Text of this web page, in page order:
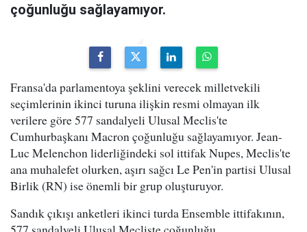
çoğunluğu sağlayamıyor.
Fransa'da parlamentoya şeklini verecek milletvekili
seçimlerinin ikinci turuna ilişkin resmi olmayan ilk
verilere göre 577 sandalyeli Ulusal Meclis'te
Cumhurbaşkanı Macron çoğunluğu sağlayamıyor. Jean-
Luc Melenchon liderliğindeki sol ittifak Nupes, Meclis'te
ana muhalefet olurken, aşırı sağcı Le Pen'in partisi Ulusal
Birlik (RN) ise önemli bir grup oluşturuyor.
Sandık çıkışı anketleri ikinci turda Ensemble ittifakının,